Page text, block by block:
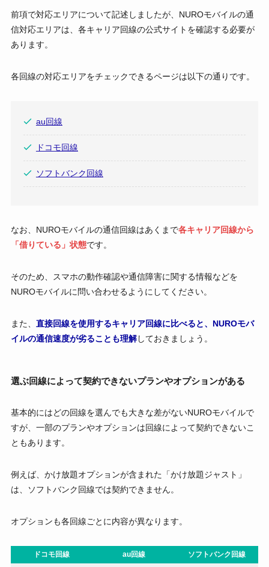
前項で対応エリアについて記述しましたが、NUROモバイルの通
信対応エリアは、各キャリア回線の公式サイトを確認する必要が
あります。
各回線の対応エリアをチェックできるページは以下の通りです。
au回線
ドコモ回線
ソフトバンク回線
なお、NUROモバイルの通信回線はあくまで各キャリア回線から
「借りている」状態です。
そのため、スマホの動作確認や通信障害に関する情報などを
NUROモバイルに問い合わせるようにしてください。
また、 直接回線を使用するキャリア回線に比べると、NUROモバ
イルの通信速度が劣ることも理解しておきましょう。
選ぶ回線によって契約できないプランやオプションがある
基本的にはどの回線を選んでも大きな差がないNUROモバイルで
すが、一部のプランやオプションは回線によって契約できないこ
ともあります。
例えば、かけ放題オプションが含まれた「かけ放題ジャスト」
は、ソフトバンク回線では契約できません。
オプションも各回線ごとに内容が異なります。
ドコモ回線 au回線 ソフトバンク回線